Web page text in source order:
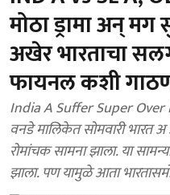
मोठा ड्रामा अन्
अखेर भारताचा
फायनल कशी
India A Suffer Super Over
वनडे मालिकेत सोमवारी भारत
रोमांचक सामना झाला. या
झाला. पण यामुळे आता